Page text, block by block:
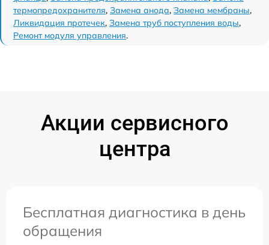
термопредохранителя, Замена анода, Замена мембраны,
Ликвидация протечек, Замена труб поступления воды,
Ремонт модуля управления.
Акции сервисного
центра
Бесплатная диагностика в день
обращения